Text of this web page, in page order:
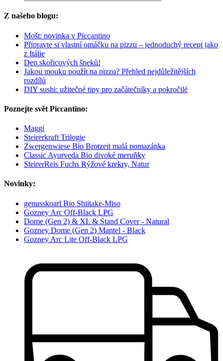
Z našeho blogu:
Mošt: novinka v Piccantino
Připravte si vlastní omáčku na pizzu – jednoduchý recept jako
z Itálie
Den skořicových šneků!
Jakou mouku použít na pizzu? Přehled nejdůležitějších
rozdílů
DIY sushi: užitečné tipy pro začátečníky a pokročilé
Poznejte svět Piccantino:
Maggi
Steirerkraft Trilogie
Zwergenwiese Bio Brotzeit malá pomazánka
Classic Ayurveda Bio divoké meruňky
SteirerReis Fuchs Rýžové krekry, Natur
Novinky:
genusskoarl Bio Shiitake-Miso
Gozney Arc Off-Black LPG
Dome (Gen 2) & XL & Stand Cover - Natural
Gozney Dome (Gen 2) Mantel - Black
Gozney Arc Lite Off-Black LPG